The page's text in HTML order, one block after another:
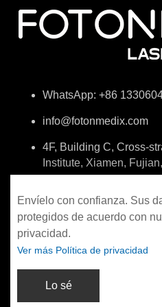
WhatsApp: +86
info@fotonmedix.com
4F, Building C, Cross-
Institute, Xiamen,
Envíelo con confianza. Sus
protegidos de acuerdo con
privacidad.
Ver más Política de privacidad
Lo sé